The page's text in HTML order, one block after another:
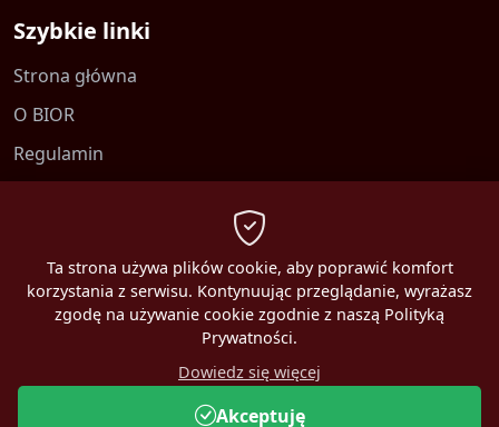
Szybkie linki
Strona główna
O BIOR
Regulamin
Ta strona używa plików cookie, aby poprawić komfort
korzystania z serwisu. Kontynuując przeglądanie, wyrażasz
zgodę na używanie cookie zgodnie z naszą Polityką
Prywatności.
Dowiedz się więcej
Akceptuję